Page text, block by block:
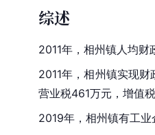
综述
2011年，相州镇人均财
2011年，相州镇实现
营业税461万元，增值
2019年，相州镇有工